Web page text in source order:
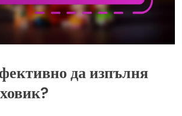
да изпълня